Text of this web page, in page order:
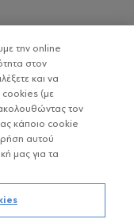
ΚΑΙ ΟΙ
ΤΙΣ
την online
στον
και να
cookies (με
τον
κάποιο cookie
αυτού
μας για τα